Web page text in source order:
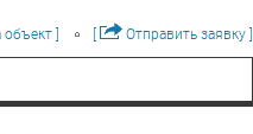
] Отправить заявку ]